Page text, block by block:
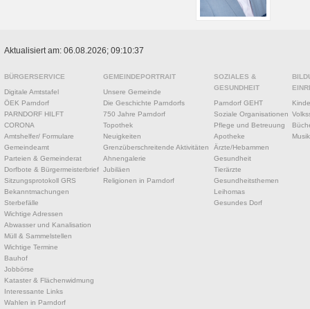
Aktualisiert am: 06.08.2026; 09:10:37
BÜRGERSERVICE
Digitale Amtstafel
ÖEK Parndorf
PARNDORF HILFT
CORONA
Amtshelfer/ Formulare
Gemeindeamt
Parteien & Gemeinderat
Dorfbote & Bürgermeisterbrief
Sitzungsprotokoll GRS
Bekanntmachungen
Sterbefälle
Wichtige Adressen
Abwasser und Kanalisation
Müll & Sammelstellen
Wichtige Termine
Bauhof
Jobbörse
Kataster & Flächenwidmung
Interessante Links
Wahlen in Parndorf
GEMEINDEPORTRAIT
Unsere Gemeinde
Die Geschichte Parndorfs
750 Jahre Parndorf
Topothek
Neuigkeiten
Grenzüberschreitende Aktivitäten
Ahnengalerie
Jubiläen
Religionen in Parndorf
SOZIALES &
GESUNDHEIT
Parndorf GEHT
Soziale Organisationen
Pflege und Betreuung
Apotheke
Ärzte/Hebammen
Gesundheit
Tierärzte
Gesundheitsthemen
Leihomas
Gesundes Dorf